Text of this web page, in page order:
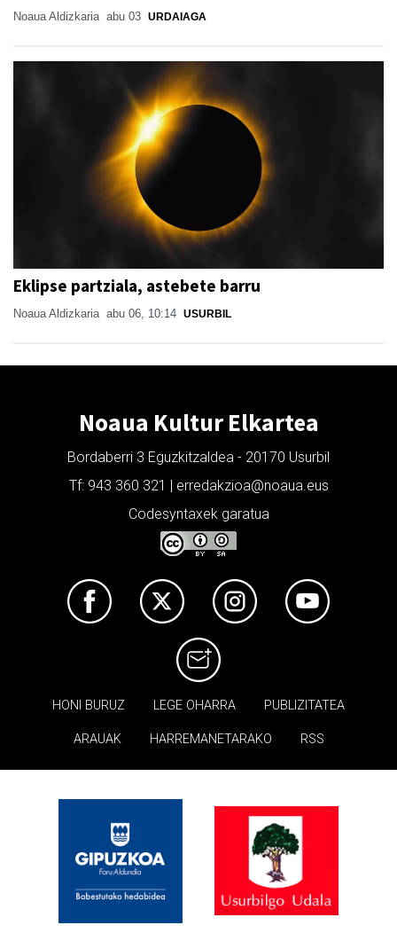
Noaua Aldizkaria abu 03 URDAIAGA
Eklipse partziala, astebete barru
Noaua Aldizkaria abu 06, 10:14 USURBIL
Noaua Kultur Elkartea
Bordaberri 3 Eguzkitzaldea - 20170 Usurbil
Tf: 943 360 321 | erredakzioa@noaua.eus
Codesyntaxek garatua
HONI BURUZ LEGE OHARRA PUBLIZITATEA
ARAUAK HARREMANETARAKO RSS